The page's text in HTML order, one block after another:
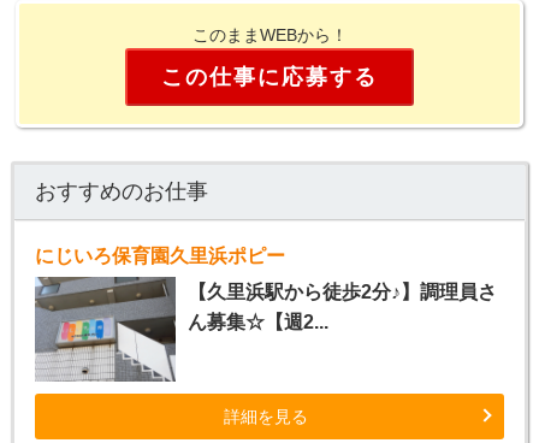
このままWEBから！
この仕事に応募する
おすすめのお仕事
にじいろ保育園久里浜ポピー
【久里浜駅から徒歩2分♪】調理員さ
ん募集☆【週2...
詳細を見る